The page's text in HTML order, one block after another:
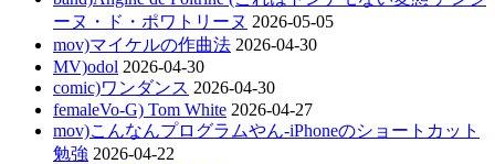
ーヌ・ド・ポワトリーヌ 2026-05-05
mov)マイケルの作曲法 2026-04-30
MV)odol 2026-04-30
comic)ワンダンス 2026-04-30
femaleVo-G) Tom White 2026-04-27
mov)こんなんプログラムやん-iPhoneのショートカット
勉強 2026-04-22